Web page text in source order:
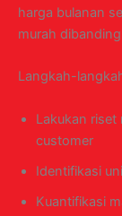
harga bulanan
murah
Langkah-
Lakukan riset
customer
Identifikasi
Kuantifikasi